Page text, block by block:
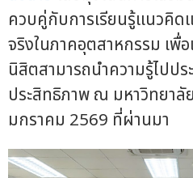
ควบคู่กับการเรียนรู้แนวคิด
จริงในภาคอุตสาหกรรม เพื่
นิสิตสามารถนำความรู้ไปปร
ประสิทธิภาพ ณ มหาวิทยาลั
มกราคม 2569 ที่ผ่านมา